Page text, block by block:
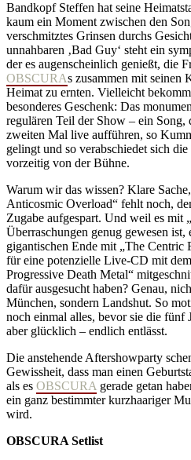
Bandkopf Steffen hat seine
kaum ein Moment zwischen den
verschmitztes Grinsen durchs
unnahbaren ‚Bad Guy‘ steht ein
der es augenscheinlich genießt, die
OBSCURAs zusammen mit seinen
Heimat zu ernten. Vielleicht
besonderes Geschenk: Das
regulären Teil der Show – ein Song,
zweiten Mal live aufführen, so
gelingt und so verabschiedet sich
vorzeitig von der Bühne.
Warum wir das wissen? Klare
Anticosmic Overload“ fehlt noch,
Zugabe aufgespart. Und weil es mit
Überraschungen genug gewesen
gigantischen Ende mit „The Centric
für eine potenzielle Live-CD mit
Progressive Death Metal“
dafür ausgesucht haben? Genau,
München, sondern Landshut. So
noch einmal alles, bevor sie die fünf
aber glücklich – endlich entlässt.
Die anstehende Aftershowparty
Gewissheit, dass man einen
als es OBSCURA gerade getan
ein ganz bestimmter kurzhaariger
wird.
OBSCURA Setlist